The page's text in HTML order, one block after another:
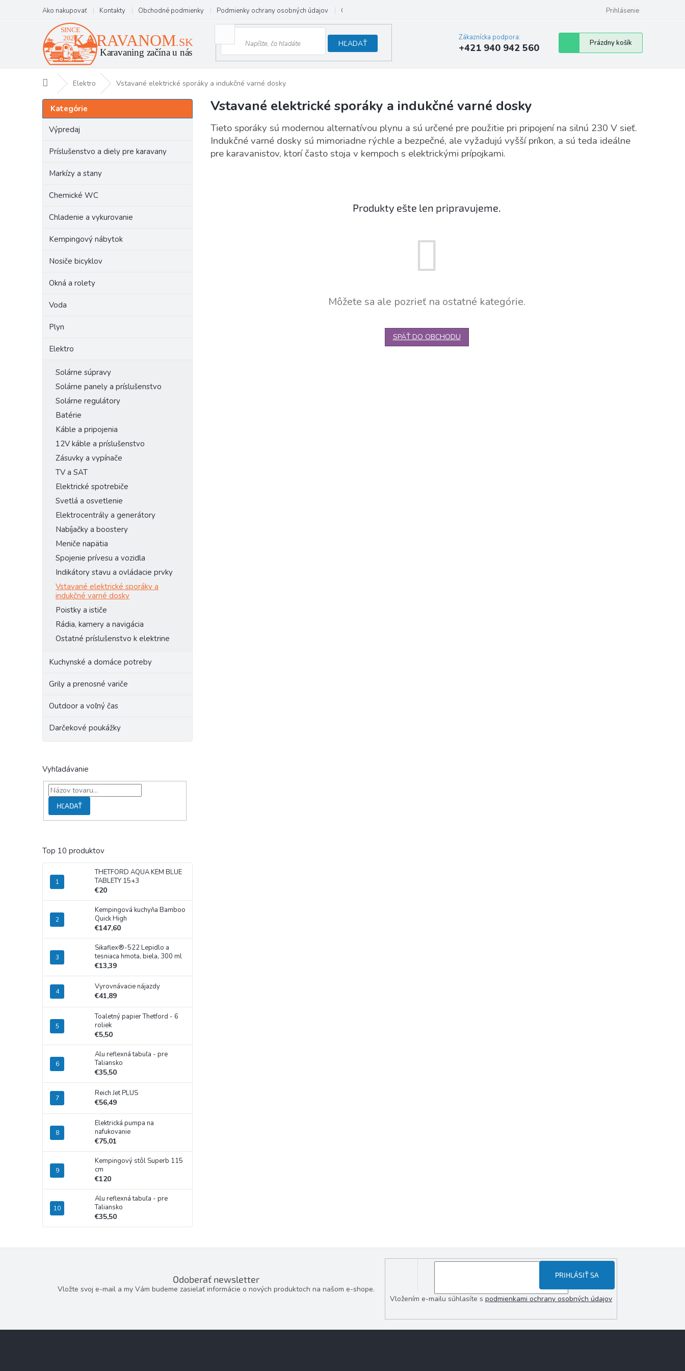
obsah
Ako nakupovať Kontakty Obchodné podmienky Podmienky ochrany osobných údajov Odstúpenie od zmluvy Prihlásenie
HĽADAŤ
Zákaznícka podpora:
+421 940 942 560
Nákupný
košík
Prázdny košík
DomovElektro Vstavané elektrické sporáky a indukčné varné dosky
B
o
Preskočiť
kategórie
Kategórie
Výpredaj
Príslušenstvo a diely pre karavany
Markízy a stany
Chemické WC
Chladenie a vykurovanie
Kempingový nábytok
Nosiče bicyklov
Okná a rolety
Voda
Plyn
Elektro
Solárne súpravy
Solárne panely a príslušenstvo
Solárne regulátory
Batérie
Káble a pripojenia
12V káble a príslušenstvo
Zásuvky a vypínače
TV a SAT
Elektrické spotrebiče
Svetlá a osvetlenie
Elektrocentrály a generátory
Nabíjačky a boostery
Meniče napätia
Spojenie prívesu a vozidla
Indikátory stavu a ovládacie prvky
Vstavané elektrické sporáky a
indukčné varné dosky
Poistky a ističe
Rádia, kamery a navigácia
Ostatné príslušenstvo k elektrine
Kuchynské a domáce potreby
Grily a prenosné variče
Outdoor a voľný čas
Darčekové poukážky
Vyhľadávanie
HĽADAŤ
Top 10 produktov
THETFORD AQUA KEM BLUE
TABLETY 15+3
€20
Kempingová kuchyňa Bamboo
Quick High
€147,60
Sikaflex®-522 Lepidlo a
tesniaca hmota, biela, 300 ml
€13,39
Vyrovnávacie nájazdy
€41,89
Toaletný papier Thetford - 6
roliek
€5,50
Alu reflexná tabuľa - pre
Taliansko
€35,50
Reich Jet PLUS
€56,49
Elektrická pumpa na
nafukovanie
€75,01
Kempingový stôl Superb 115
cm
€120
Alu reflexná tabuľa - pre
Taliansko
€35,50
Vstavané elektrické sporáky a indukčné varné dosky
Tieto sporáky sú modernou alternatívou plynu a sú určené pre použitie pri pripojení na silnú 230 V sieť.
Indukčné varné dosky sú mimoriadne rýchle a bezpečné, ale vyžadujú vyšší príkon, a sú teda ideálne
pre karavanistov, ktorí často stoja v kempoch s elektrickými prípojkami.
Produkty ešte len pripravujeme.
Môžete sa ale pozrieť na ostatné kategórie.
SPÄŤ DO OBCHODU
Odoberať newsletter
Vložte svoj e-mail a my Vám budeme zasielať informácie o nových produktoch na našom e-shope.
Vložením e-mailu súhlasíte s podmienkami ochrany osobných údajov
PRIHLÁSIŤ SA